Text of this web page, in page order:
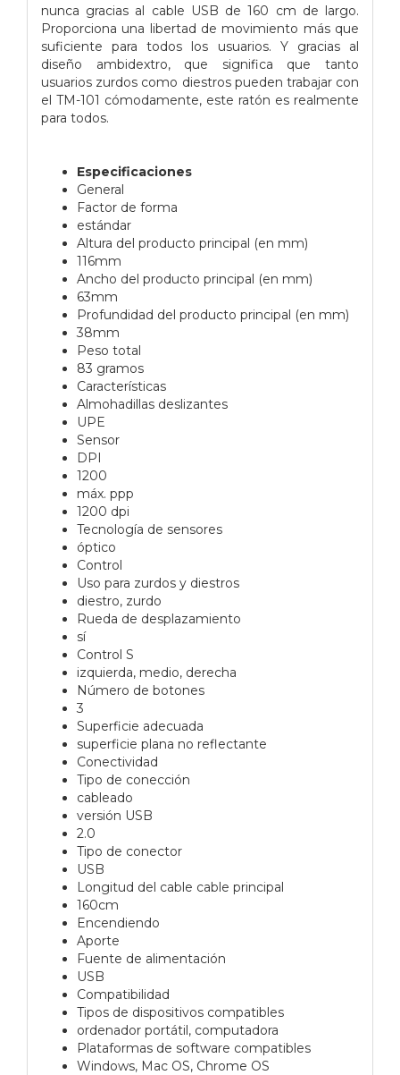
nunca gracias al cable USB de 160 cm de largo.
Proporciona una libertad de movimiento más que
suficiente para todos los usuarios. Y gracias al
diseño ambidextro, que significa que tanto
usuarios zurdos como diestros pueden trabajar con
el TM-101 cómodamente, este ratón es realmente
para todos.
Especificaciones
General
Factor de forma
estándar
Altura del producto principal (en mm)
116mm
Ancho del producto principal (en mm)
63mm
Profundidad del producto principal (en mm)
38mm
Peso total
83 gramos
Características
Almohadillas deslizantes
UPE
Sensor
DPI
1200
máx. ppp
1200 dpi
Tecnología de sensores
óptico
Control
Uso para zurdos y diestros
diestro, zurdo
Rueda de desplazamiento
sí
Control S
izquierda, medio, derecha
Número de botones
3
Superficie adecuada
superficie plana no reflectante
Conectividad
Tipo de conección
cableado
versión USB
2.0
Tipo de conector
USB
Longitud del cable cable principal
160cm
Encendiendo
Aporte
Fuente de alimentación
USB
Compatibilidad
Tipos de dispositivos compatibles
ordenador portátil, computadora
Plataformas de software compatibles
Windows, Mac OS, Chrome OS